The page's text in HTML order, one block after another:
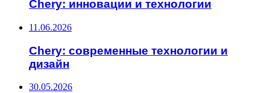
Chery: инновации и технологии
11.06.2026
Chery: современные технологии и
дизайн
30.05.2026